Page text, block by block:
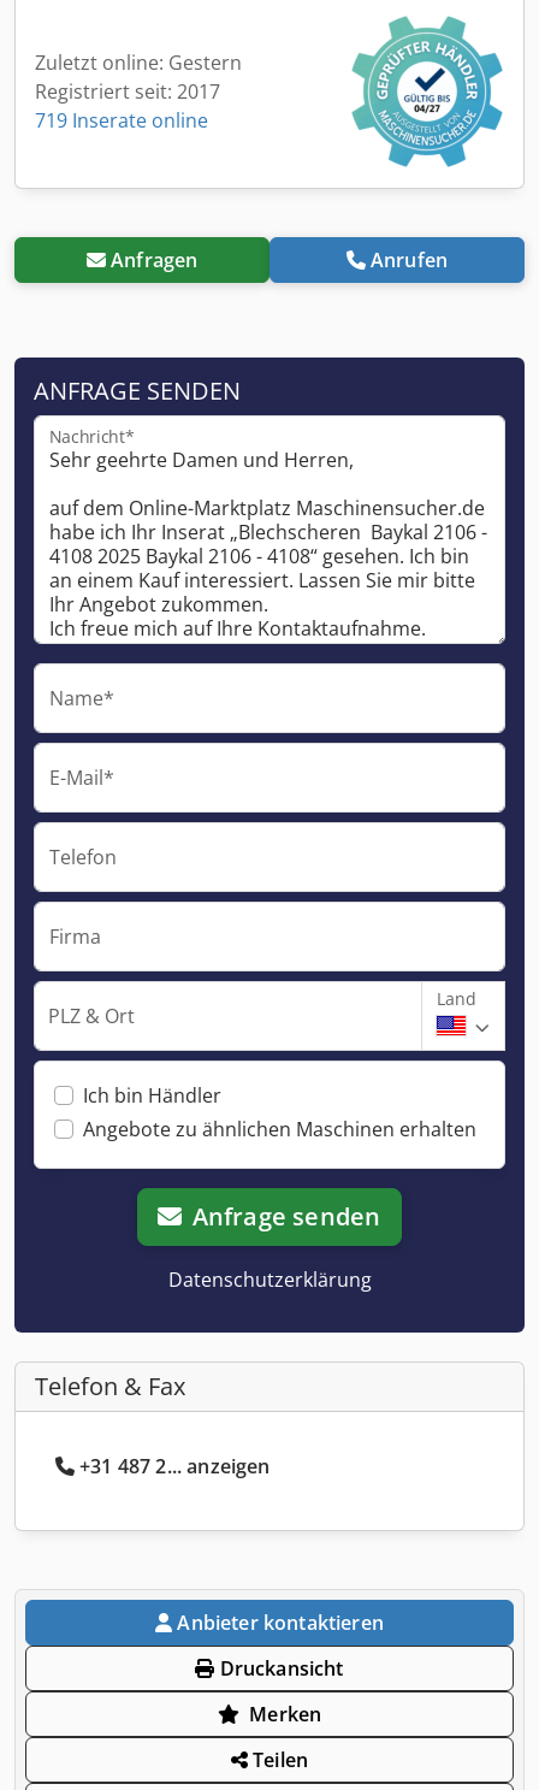
Zuletzt online: Gestern
Registriert seit: 2017
719 Inserate online
Anfragen Anrufen
ANFRAGE SENDEN
Nachricht*
Name*
E-Mail*
Telefon
Firma
PLZ & Ort
Land
Ich bin Händler
Angebote zu ähnlichen Maschinen erhalten
Anfrage senden
Datenschutzerklärung
Telefon & Fax
+31 487 2... anzeigen
Anbieter kontaktieren
Druckansicht
Merken
Teilen